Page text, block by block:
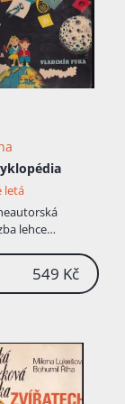
letá
lehce
549 Kč